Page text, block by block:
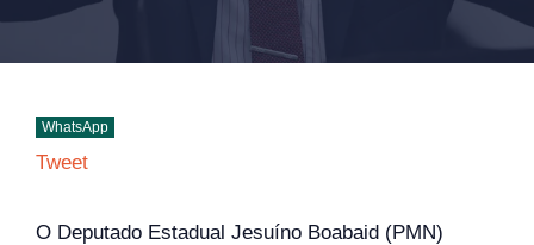
WhatsApp
Tweet
O Deputado Estadual Jesuíno Boabaid (PMN)